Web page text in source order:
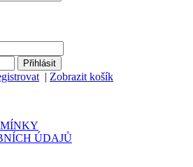
| Zobrazit košík
ÚDAJŮ